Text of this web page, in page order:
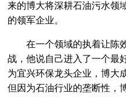
来的博大将深耕石油污水领
的领军企业。
在一个领域的执着让陈
战，他说自己进入了一个最
为宜兴环保龙头企业，博大
但因为石油行业的垄断性，